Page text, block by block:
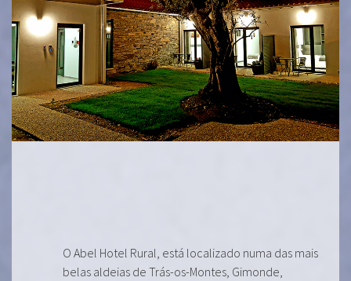
O Abel Hotel Rural, está localizado numa das mais
belas aldeias de Trás-os-Montes, Gimonde,